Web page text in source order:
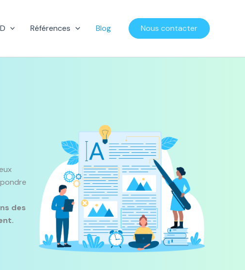
Références Blog Nous contacter
des